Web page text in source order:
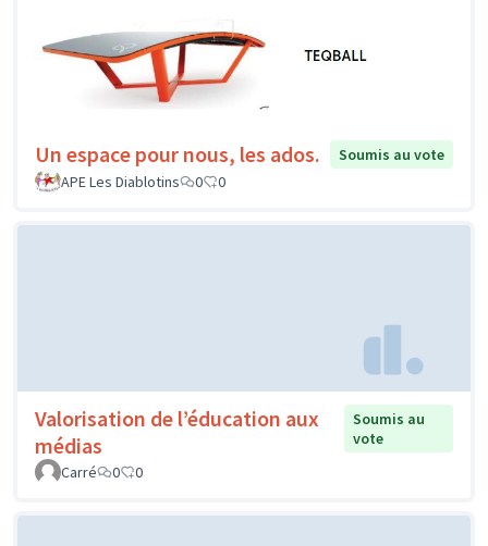
Un espace pour nous, les ados.
Soumis au vote
APE Les Diablotins
0 0
Valorisation de l’éducation aux
médias
Soumis au
vote
Carré
0 0